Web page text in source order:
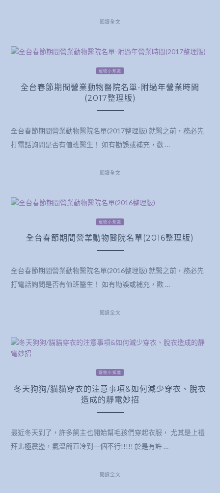
閱讀全文
寵物小知識
全台春節期間營業動物醫院名單-附過年營業時間
(2017整理版)
全台春節期間營業動物醫院名單(2017整理版) 就醫之前，務必先
打電話詢問是否有值班醫生！ 如有勘誤或補充，歡 …
閱讀全文
寵物小知識
全台春節期間營業動物醫院名單(2016整理版)
全台春節期間營業動物醫院名單(2016整理版) 就醫之前，務必先
打電話詢問是否有值班醫生！ 如有勘誤或補充，歡 …
閱讀全文
寵物小知識
冬天狗狗/貓貓穿衣的注意事項&如何減少穿衣、脫衣
造成的靜電妙招
最近冬天到了，許多飼主也開始幫毛孩們穿起衣服， 尤其是上禮
拜北極震盪，氣溫簡直冷到一個不行!!!!! 於是有許 …
閱讀全文